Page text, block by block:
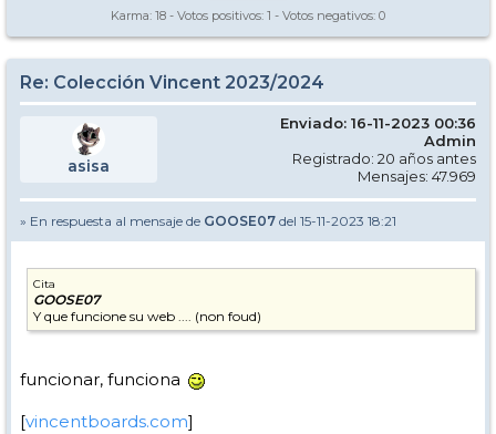
Karma: 18 - Votos positivos: 1 - Votos negativos: 0
Re: Colección Vincent 2023/2024
asisa
Enviado: 16-11-2023 00:36
Admin
Registrado: 20 años antes
Mensajes: 47.969
» En respuesta al mensaje de GOOSE07 del 15-11-2023 18:21
Cita
GOOSE07
Y que funcione su web .... (non foud)
funcionar, funciona
[vincentboards.com]